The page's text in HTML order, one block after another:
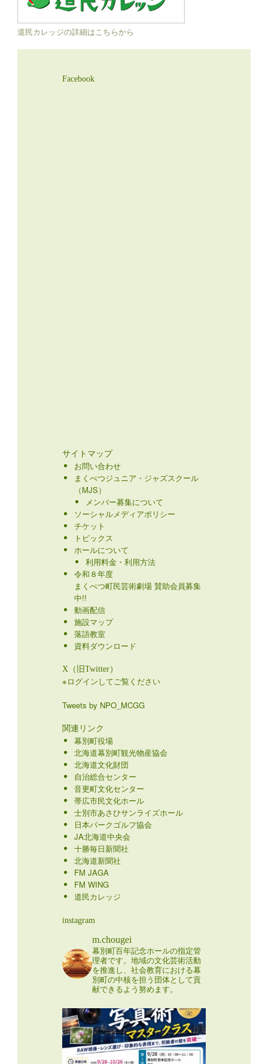
道民カレッジの詳細はこちらから
Facebook
サイトマップ
お問い合わせ
まくべつジュニア・ジャズスクール
（MJS）
メンバー募集について
ソーシャルメディアポリシー
チケット
トピックス
ホールについて
利用料金・利用方法
令和８年度
まくべつ町民芸術劇場 賛助会員募集
中!!
動画配信
施設マップ
落語教室
資料ダウンロード
X（旧Twitter）
※ログインしてご覧ください
Tweets by NPO_MCGG
関連リンク
幕別町役場
北海道幕別町観光物産協会
北海道文化財団
自治総合センター
音更町文化センター
帯広市民文化ホール
士別市あさひサンライズホール
日本パークゴルフ協会
JA北海道中央会
十勝毎日新聞社
北海道新聞社
FM JAGA
FM WING
道民カレッジ
instagram
m.chougei
幕別町百年記念ホールの指定管
理者です。地域の文化芸術活動
を推進し、社会教育における幕
別町の中核を担う団体として貢
献できるよう努めます。